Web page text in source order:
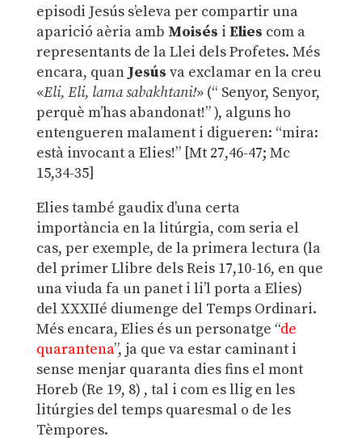
episodi Jesús s’eleva per compartir una
aparició aèria amb Moisés i Elies com a
representants de la Llei dels Profetes. Més
encara, quan Jesús va exclamar en la creu
«Eli, Eli, lama sabakhtani!» (“ Senyor, Senyor,
perquè m’has abandonat!” ), alguns ho
entengueren malament i digueren: “mira:
està invocant a Elies!” [Mt 27,46-47; Mc
15,34-35]
Elies també gaudix d’una certa
importància en la litúrgia, com seria el
cas, per exemple, de la primera lectura (la
del primer Llibre dels Reis 17,10-16, en que
una viuda fa un panet i li’l porta a Elies)
del XXXIIé diumenge del Temps Ordinari.
Més encara, Elies és un personatge “de
quarantena”, ja que va estar caminant i
sense menjar quaranta dies fins el mont
Horeb (Re 19, 8) , tal i com es llig en les
litúrgies del temps quaresmal o de les
Tèmpores.